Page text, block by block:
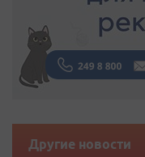
Другие новости